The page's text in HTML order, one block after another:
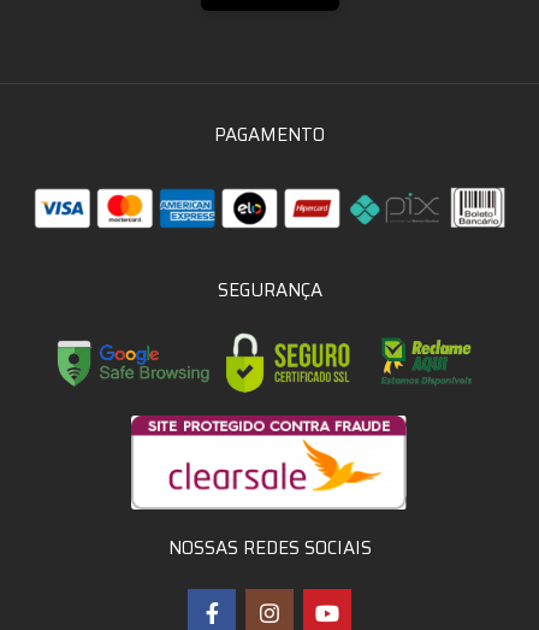
PAGAMENTO
SEGURANÇA
NOSSAS REDES SOCIAIS